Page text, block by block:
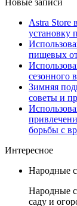
Новые записи
Astra Store
установку
пищевых
сезонного
Зимняя
советы и
борьбы с
Интересное
Народные
Народные
саду и